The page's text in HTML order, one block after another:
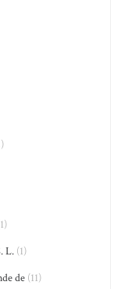
L.(1)
de (11)